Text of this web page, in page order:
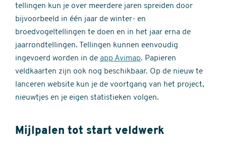
tellingen kun je over meerdere jaren spreiden door
bijvoorbeeld in één jaar de winter- en
broedvogeltellingen te doen en in het jaar erna de
jaarrondtellingen. Tellingen kunnen eenvoudig
ingevoerd worden in de app Avimap. Papieren
veldkaarten zijn ook nog beschikbaar. Op de nieuw te
lanceren website kun je de voortgang van het project,
nieuwtjes en je eigen statistieken volgen.
Mijlpalen tot start veldwerk